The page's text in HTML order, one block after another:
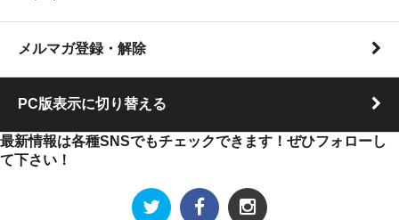
メルマガ登録・解除
PC版表示に切り替える
最新情報は各種SNSでもチェックできます！ぜひフォローし
て下さい！